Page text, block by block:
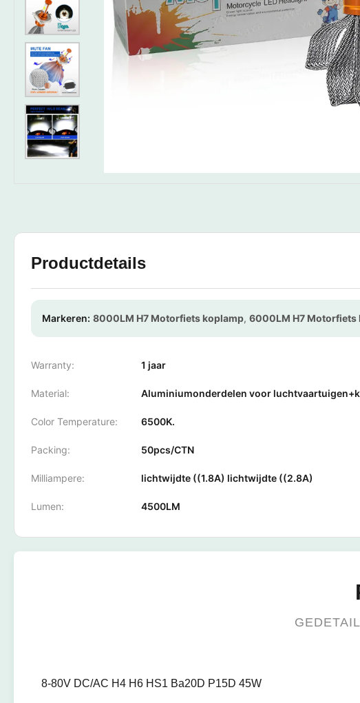
Productdetails
Markeren: 8000LM H7 Motorfiets koplamp, 6000LM H7 Motorfiets
Warranty: 1 jaar
Material: Aluminiumonderdelen voor
Color Temperature: 6500K.
Packing: 50pcs/CTN
Milliampere: lichtwijdte ((1.8A) lichtwijdte ((2.8A)
Lumen: 4500LM
8-80V DC/AC H4 H6 HS1 Ba20D P15D 45W